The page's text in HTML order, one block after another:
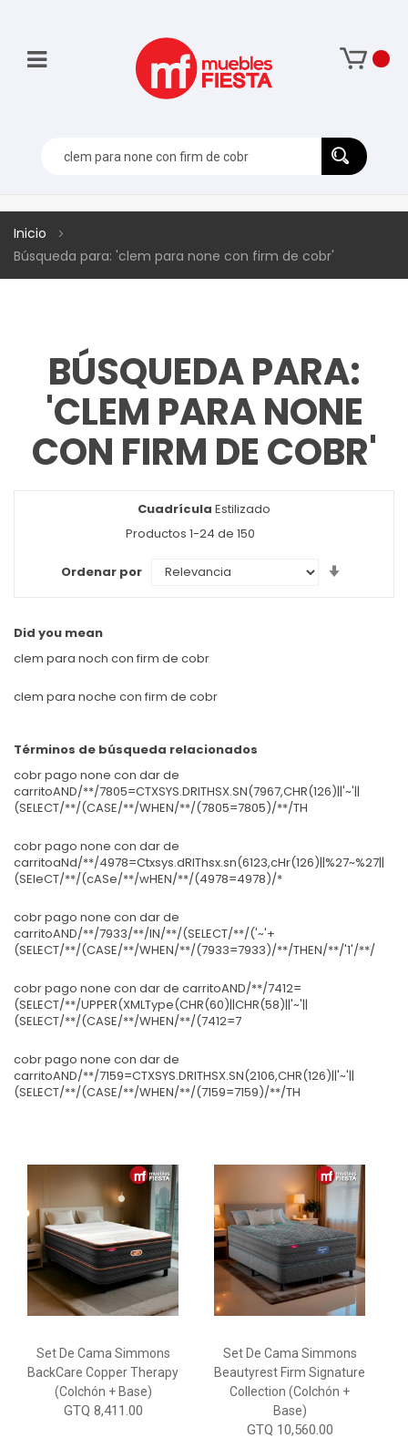
Inicio
Búsqueda para: 'clem para none con firm de cobr'
BÚSQUEDA PARA:
'CLEM PARA NONE
CON FIRM DE COBR'
Ver
como
Cuadrícula Estilizado
Productos 1-24 de 150
Ordenar por
Did you mean
clem para noch con firm de cobr
clem para noche con firm de cobr
Términos de búsqueda relacionados
cobr pago none con dar de
carritoAND/**/7805=CTXSYS.DRITHSX.SN(7967,CHR(126)||'~'||
(SELECT/**/(CASE/**/WHEN/**/(7805=7805)/**/TH
cobr pago none con dar de
carritoaNd/**/4978=Ctxsys.dRIThsx.sn(6123,cHr(126)||%27~%27||
(SEleCT/**/(cASe/**/wHEN/**/(4978=4978)/*
cobr pago none con dar de
carritoAND/**/7933/**/IN/**/(SELECT/**/('~'+
(SELECT/**/(CASE/**/WHEN/**/(7933=7933)/**/THEN/**/'1'/**/
cobr pago none con dar de carritoAND/**/7412=
(SELECT/**/UPPER(XMLType(CHR(60)||CHR(58)||'~'||
(SELECT/**/(CASE/**/WHEN/**/(7412=7
cobr pago none con dar de
carritoAND/**/7159=CTXSYS.DRITHSX.SN(2106,CHR(126)||'~'||
(SELECT/**/(CASE/**/WHEN/**/(7159=7159)/**/TH
Set De Cama Simmons
BackCare Copper Therapy
(Colchón + Base)
GTQ 8,411.00
Set De Cama Simmons
Beautyrest Firm Signature
Collection (Colchón +
Base)
GTQ 10,560.00